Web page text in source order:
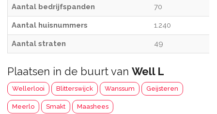
Aantal bedrijfspanden 70
Aantal huisnummers 1.240
Aantal straten 49
Plaatsen in de buurt van Well L
Wellerlooi Blitterswijck Wanssum Geijsteren
Meerlo Smakt Maashees